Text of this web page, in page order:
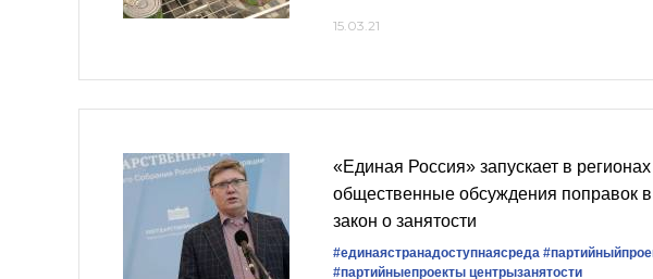
15.03.21
«Единая Россия» запускает в регионах
общественные обсуждения поправок в
закон о занятости
#единаястранадоступнаясреда
#партийныепроекты центрызанятости